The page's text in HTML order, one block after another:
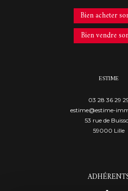
Bien acheter
Bien vendre
ESTIME
03 28 36 29
estime@estime-
53 rue de
59000
lille